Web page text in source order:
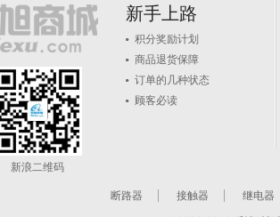
新浪二维码
新手上路
积分奖励计划
商品退货保障
订单的几种状态
顾客必读
断路器 接触器 继电器